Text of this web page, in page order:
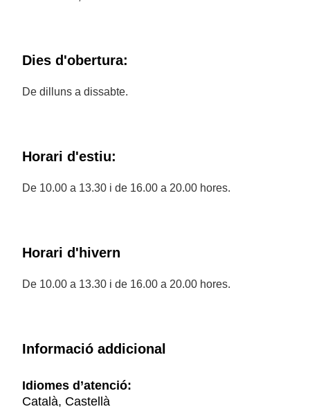
Dies d'obertura:
De dilluns a dissabte.
Horari d'estiu:
De 10.00 a 13.30 i de 16.00 a 20.00 hores.
Horari d'hivern
De 10.00 a 13.30 i de 16.00 a 20.00 hores.
Informació addicional
Idiomes d’atenció:
Català, Castellà